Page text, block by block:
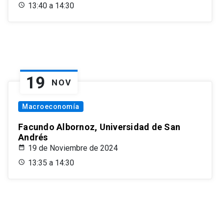
13:40 a 14:30
19 NOV
Macroeconomía
Facundo Albornoz, Universidad de San
Andrés
19 de Noviembre de 2024
13:35 a 14:30